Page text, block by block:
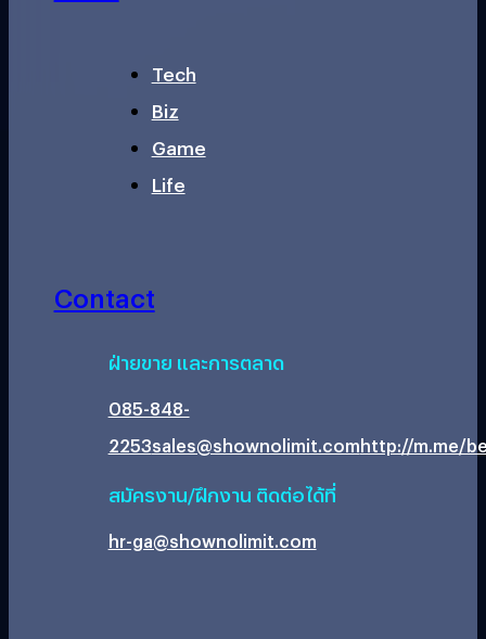
Tech
Biz
Game
Life
Contact
ฝ่ายขาย และการตลาด
085-848-
2253sales@shownolimit.comhttp://m.me/
สมัครงาน/ฝึกงาน ติดต่อได้ที่
hr-ga@shownolimit.com